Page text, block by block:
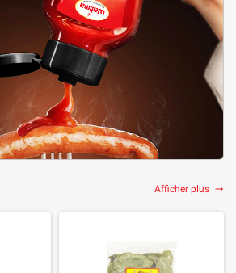
Afficher plus 